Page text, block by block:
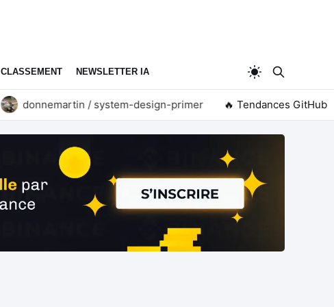
CLASSEMENT NEWSLETTER IA
donnemartin / system-design-primer firecrawl / pdf-
🔥 Tendances GitHub